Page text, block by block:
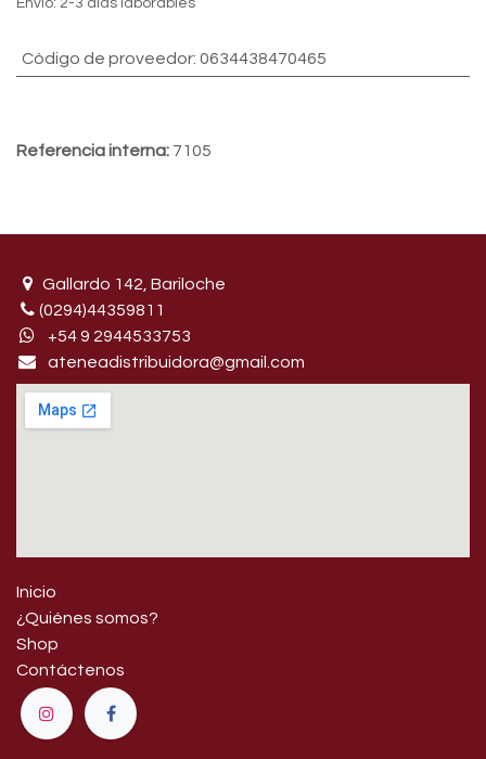
Envío: 2-3 días laborables
Còdigo de proveedor: 0634438470465
Referencia interna: 7105
Gallardo 142, Bariloche
(0294)44359811
+54 9 29445​33753
ateneadistribuidora@gmail.com
Inicio
¿Quiénes somos?
Shop
Contáctenos